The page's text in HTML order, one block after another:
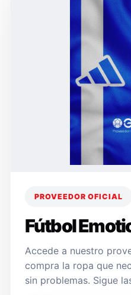
PROVEEDOR OFICIAL
Fútbol
Accede a nuestro
compra la ropa que
sin problemas. Sigue